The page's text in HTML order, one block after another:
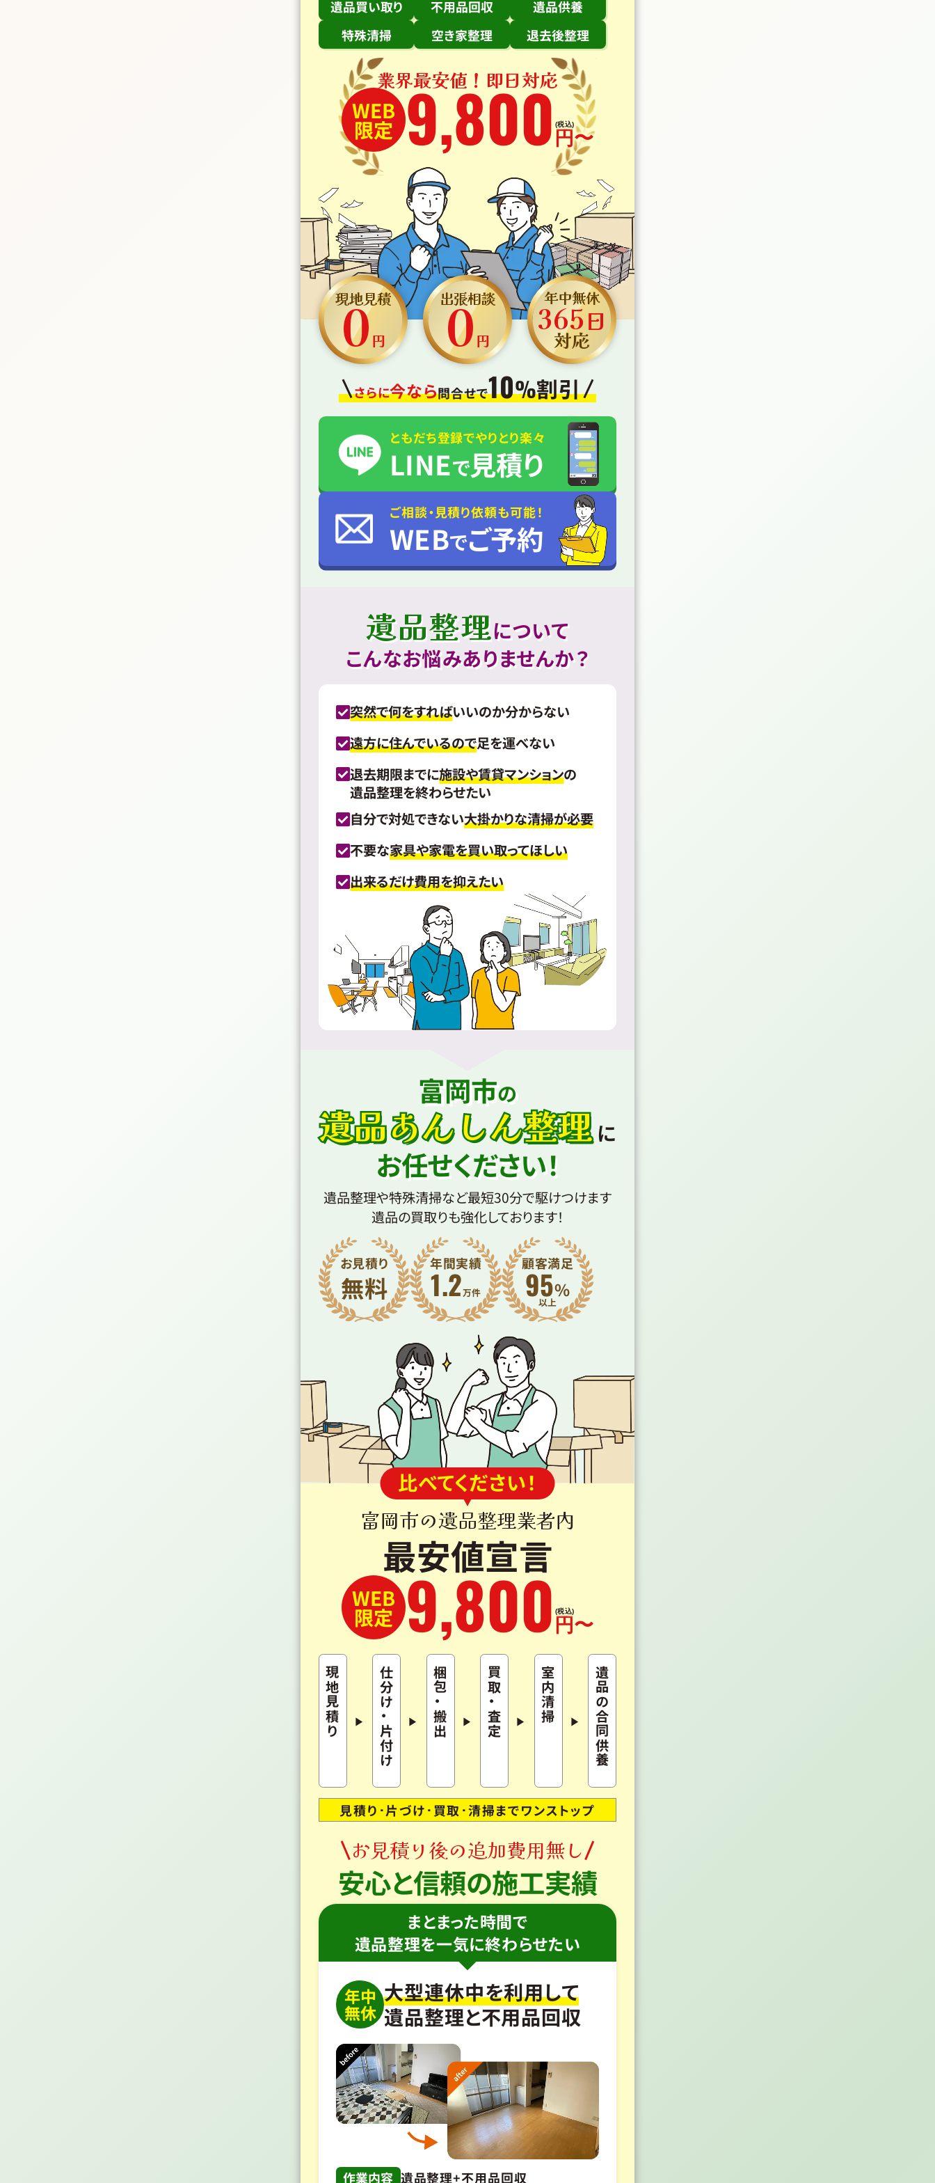
遺品買い取り 不用品回収
遺品供養
特殊清掃
空き家整理 退去後整理
業界最安値！即日対応
WEB
限定 9,800円〜
(税込)
現地見積
0円
出張相談
0円
年中無休
365日
対応
さらに今なら問合せで10%割引
ともだち登録でやりとり楽々
LINEで見積り
ご相談・見積り依頼も可能！
WEBでご予約
遺品整理について
こんなお悩みありませんか？
突然で何をすればいいのか分からない
遠方に住んでいるので足を運べない
退去期限までに施設や賃貸マンションの
遺品整理を終わらせたい
自分で対処できない大掛かりな清掃が必要
不要な家具や家電を買い取ってほしい
出来るだけ費用を抑えたい
富岡市の
遺品あんしん整理 に
お任せください！
遺品整理や特殊清掃など最短30分で駆けつけます
遺品の買取りも強化しております！
お見積り
無料
年間実績
1.2万件
顧客満足
95%
比べてください！
富岡市の遺品整理業者内
最安値宣言
WEB
限定 9,800 円〜
(税込)
現地見積り 仕分け
・
片付け
梱包
・
搬出
買取
・
査定 室内清掃 遺品の合同供養
見積り･片づけ･買取･清掃までワンストップ
お見積り後の追加費用無し
安心と信頼の施工実績
まとまった時間で
遺品整理を一気に終わらせたい
年中
無休
大型連休中を利用して
遺品整理と不用品回収
作業内容 遺品整理+不用品回収